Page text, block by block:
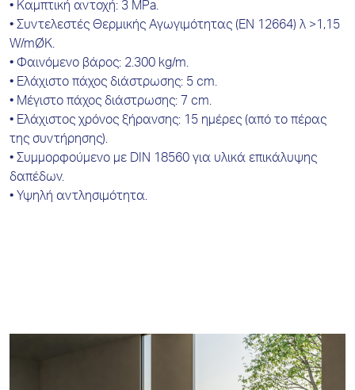
• Καμπτική αντοχή: 3 MPa.
• Συντελεστές Θερμικής Αγωγιμότητας (ΕΝ 12664) λ >1,15
W/mØK.
• Φαινόμενο βάρος: 2.300 kg/m.
• Ελάχιστο πάχος διάστρωσης: 5 cm.
• Μέγιστο πάχος διάστρωσης: 7 cm.
• Ελάχιστος χρόνος ξήρανσης: 15 ημέρες (από το πέρας
της συντήρησης).
• Συμμορφούμενο με DIN 18560 για υλικά επικάλυψης
δαπέδων.
• Υψηλή αντλησιμότητα.